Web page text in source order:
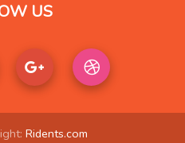
US
Ridents.com